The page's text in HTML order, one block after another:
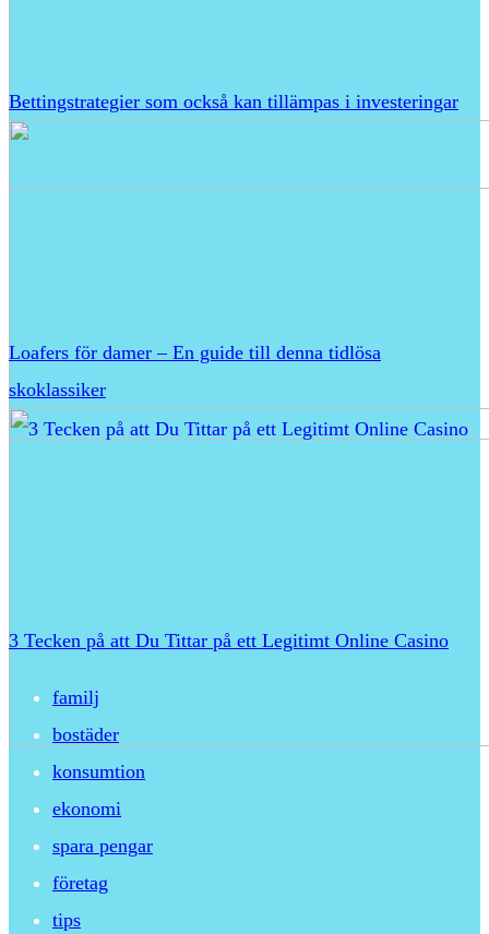
Bettingstrategier som också kan tillämpas i investeringar
Loafers för damer – En guide till denna tidlösa
skoklassiker
3 Tecken på att Du Tittar på ett Legitimt Online Casino
familj
bostäder
konsumtion
ekonomi
spara pengar
företag
tips